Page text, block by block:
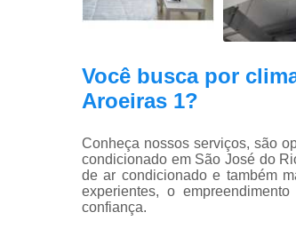
Você busca por
Aroeiras 1?
Conheça nossos serviços, são
condicionado em São José do
de ar condicionado e também
experientes, o
confiança.